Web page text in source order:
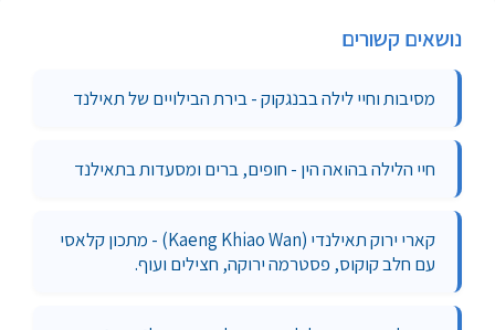
נושאים קשורים
מסיבות וחיי לילה בבנגקוק - בירת הבילויים של תאילנד
חיי הלילה בהואה הין - חופים, ברים ומסעדות בתאילנד
קארי ירוק תאילנדי (Kaeng Khiao Wan) - מתכון קלאסי
עם חלב קוקוס, פסטרמה ירוקה, חצילים ועוף.